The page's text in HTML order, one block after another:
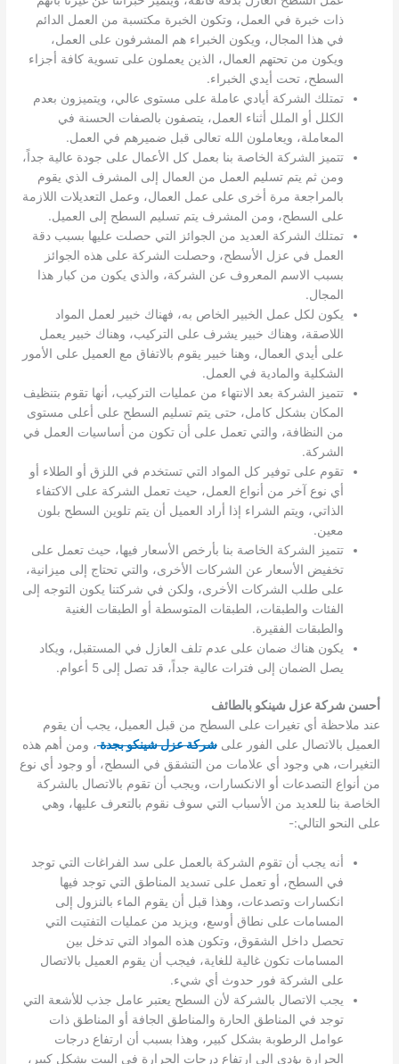
ذات خبرة في العمل، وتكون الخبرة مكتسبة من العمل الدائم
في هذا المجال، ويكون الخبراء هم المشرفون على العمل،
ويكون من تحتهم العمال، الذين يعملون على تسوية كافة أجزاء
السطح، تحت أيدي الخبراء.
تمتلك الشركة أيادي عاملة على مستوى عالي، ويتميزون بعدم
الكلل أو الملل أثناء العمل، يتصفون بالصفات الحسنة في
المعاملة، ويعاملون الله تعالى قبل ضميرهم في العمل.
تتميز الشركة الخاصة بنا بعمل كل الأعمال على جودة عالية جداً،
ومن ثم يتم تسليم العمل من العمال إلى المشرف الذي يقوم
بالمراجعة مرة أخرى على عمل العمال، وعمل التعديلات اللازمة
على السطح، ومن المشرف يتم تسليم السطح إلى العميل.
تمتلك الشركة العديد من الجوائز التي حصلت عليها بسبب دقة
العمل في عزل الأسطح، وحصلت الشركة على هذه الجوائز
بسبب الاسم المعروف عن الشركة، والذي يكون من كبار هذا
المجال.
يكون لكل عمل الخبير الخاص به، فهناك خبير لعمل المواد
اللاصقة، وهناك خبير يشرف على التركيب، وهناك خبير يعمل
على أيدي العمال، وهنا خبير يقوم بالاتفاق مع العميل على الأمور
الشكلية والمادية في العمل.
تتميز الشركة بعد الانتهاء من عمليات التركيب، أنها تقوم بتنظيف
المكان بشكل كامل، حتى يتم تسليم السطح على أعلى مستوى
من النظافة، والتي تعمل على أن تكون من أساسيات العمل في
الشركة.
تقوم على توفير كل المواد التي تستخدم في اللزق أو الطلاء أو
أي نوع آخر من أنواع العمل، حيث تعمل الشركة على الاكتفاء
الذاتي، ويتم الشراء إذا أراد العميل أن يتم تلوين السطح بلون
معين.
تتميز الشركة الخاصة بنا بأرخص الأسعار فيها، حيث تعمل على
تخفيض الأسعار عن الشركات الأخرى، والتي تحتاج إلى ميزانية،
على طلب الشركات الأخرى، ولكن في شركتنا يكون التوجه إلى
الفئات والطبقات، الطبقات المتوسطة أو الطبقات الغنية
والطبقات الفقيرة.
يكون هناك ضمان على عدم تلف العازل في المستقبل، ويكاد
يصل الضمان إلى فترات عالية جداً، قد تصل إلى 5 أعوام.
أحسن شركة عزل شينكو بالطائف
عند ملاحظة أي تغيرات على السطح من قبل العميل، يجب أن يقوم
العميل بالاتصال على الفور علىشركة عزل شينكو بجدة، ومن أهم هذه
التغيرات، هي وجود أي علامات من التشقق في السطح، أو وجود أي نوع
من أنواع التصدعات أو الانكسارات، ويجب أن تقوم بالاتصال بالشركة
الخاصة بنا للعديد من الأسباب التي سوف نقوم بالتعرف عليها، وهي
على النحو التالي:-
أنه يجب أن تقوم الشركة بالعمل على سد الفراغات التي توجد
في السطح، أو تعمل على تسديد المناطق التي توجد فيها
انكسارات وتصدعات، وهذا قبل أن يقوم الماء بالنزول إلى
المسامات على نطاق أوسع، ويزيد من عمليات التفتيت التي
تحصل داخل الشقوق، وتكون هذه المواد التي تدخل بين
المسامات تكون غالية للغاية، فيجب أن يقوم العميل بالاتصال
على الشركة فور حدوث أي شيء.
يجب الاتصال بالشركة لأن السطح يعتبر عامل جذب للأشعة التي
توجد في المناطق الحارة والمناطق الجافة أو المناطق ذات
عوامل الرطوبة بشكل كبير، وهذا بسبب أن ارتفاع درجات
الحرارة يؤدي إلى ارتفاع درجات الحرارة في البيت بشكل كبير،